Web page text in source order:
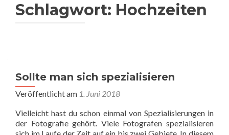
Schlagwort: Hochzeiten
Sollte man sich spezialisieren
Veröffentlicht am 1. Juni 2018
Vielleicht hast du schon einmal von Spezialisierungen in
der Fotografie gehört. Viele Fotografen spezialisieren